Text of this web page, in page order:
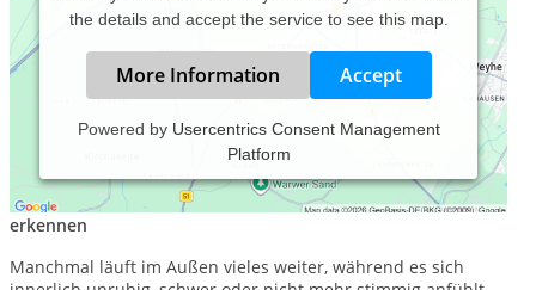
the details and accept the service to see this map.
More Information Accept
Powered by Usercentrics Consent Management
Platform
Psychologische Online-Beratung
Klarheit gewinnen, innere Ruhe finden, nächste Schritte
erkennen
Manchmal läuft im Außen vieles weiter, während es sich